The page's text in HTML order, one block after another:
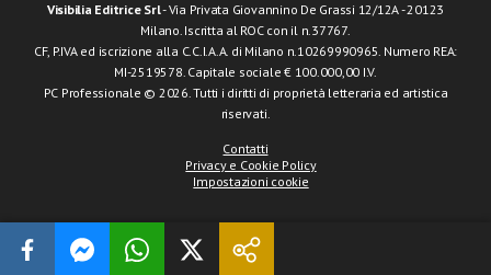
Visibilia Editrice Srl- Via Privata Giovannino De Grassi 12/12A - 20123
Milano. Iscritta al ROC con il n.37767.
CF, P.IVA ed iscrizione alla C.C.I.A.A. di Milano n.10269990965. Numero REA:
MI-2519578. Capitale sociale € 100.000,00 I.V.
PC Professionale © 2026. Tutti i diritti di proprietà letteraria ed artistica
riservati.
Contatti
Privacy e Cookie Policy
Impostazioni cookie